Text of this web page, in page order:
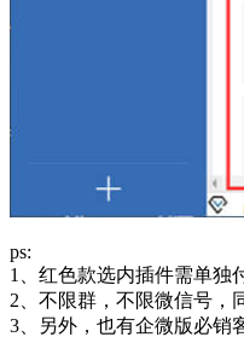
ps:
1、红色款选内插件需单独
2、不限群，不限微信号，
3、另外，也有企微版必销